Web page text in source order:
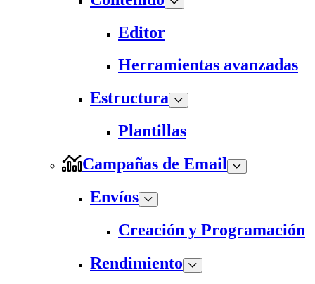
Editor
Herramientas avanzadas
Estructura
Plantillas
Campañas de Email
Envíos
Creación y Programación
Rendimiento